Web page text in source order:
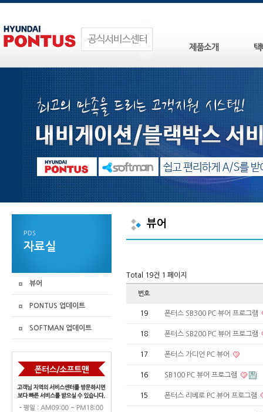
PDS
자료실
뷰어
PONTUS 업데이트
SOFTMAN 업데이트
뷰어
Total 19건 1 페이지
번호
19 폰터스 SB300 PC 뷰어 프로그램
18 폰터스 SB200 PC 뷰어 프로그램
17 폰터스 가디언 PC 뷰어
16 SB100 PC 뷰어 프로그램
15 폰터스 리베로 PC 뷰어 프로그램